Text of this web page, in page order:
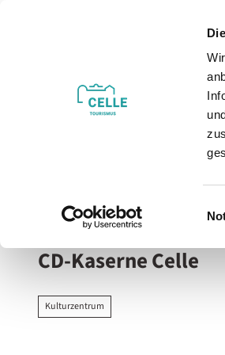
i
CD-Kaserne Celle
Kulturzentrum